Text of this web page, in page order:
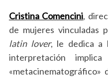
Cristina Comencini,
de mujeres vinculadas
latin lover, le dedica a
interpretación
«metacinematográfico»